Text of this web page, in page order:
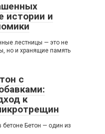
истории и
лестницы — это не
но и хранящие память
с
к
Бетон — один из